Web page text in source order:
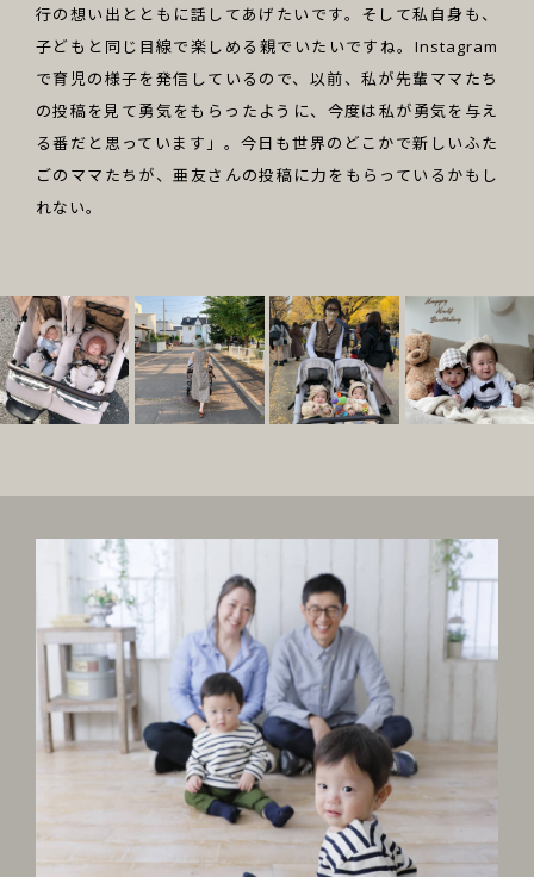
行の想い出とともに話してあげたいです。そして私自身も、
子どもと同じ目線で楽しめる親でいたいですね。Instagram
で育児の様子を発信しているので、以前、私が先輩ママたち
の投稿を見て勇気をもらったように、今度は私が勇気を与え
る番だと思っています」。今日も世界のどこかで新しいふた
ごのママたちが、亜友さんの投稿に力をもらっているかもし
れない。